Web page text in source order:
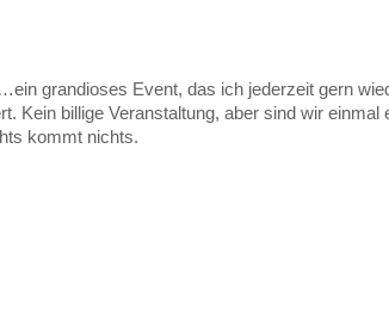
grandioses Event, das ich jederzeit gern
Kein billige Veranstaltung, aber sind wir
kommt nichts.